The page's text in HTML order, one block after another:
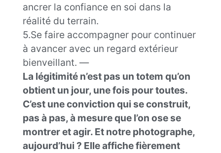
ancrer la confiance en soi dans la
réalité du terrain.
5.Se faire accompagner pour continuer
à avancer avec un regard extérieur
bienveillant. —
La légitimité n’est pas un totem qu’on
obtient un jour, une fois pour toutes.
C’est une conviction qui se construit,
pas à pas, à mesure que l’on ose se
montrer et agir. Et notre photographe,
aujourd’hui ? Elle affiche fièrement